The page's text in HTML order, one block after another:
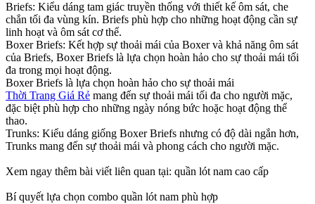
Briefs: Kiểu dáng tam giác truyền thống với thiết kế ôm sát, che
chắn tối đa vùng kín. Briefs phù hợp cho những hoạt động cần sự
linh hoạt và ôm sát cơ thể.
Boxer Briefs: Kết hợp sự thoải mái của Boxer và khả năng ôm sát
của Briefs, Boxer Briefs là lựa chọn hoàn hảo cho sự thoải mái tối
đa trong mọi hoạt động.
Boxer Briefs là lựa chọn hoàn hảo cho sự thoải mái
Thời Trang Giá Rẻ mang đến sự thoải mái tối đa cho người mặc,
đặc biệt phù hợp cho những ngày nóng bức hoặc hoạt động thể
thao.
Trunks: Kiểu dáng giống Boxer Briefs nhưng có độ dài ngắn hơn,
Trunks mang đến sự thoải mái và phong cách cho người mặc.
Xem ngay thêm bài viết liên quan tại: quần lót nam cao cấp
Bí quyết lựa chọn combo quần lót nam phù hợp